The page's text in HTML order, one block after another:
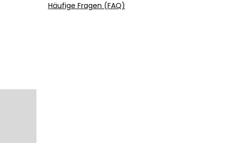
Häufige Fragen (FAQ)